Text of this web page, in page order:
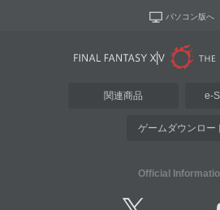
パソコン版へ
関連商品 e-
ゲームダウンロー
Official